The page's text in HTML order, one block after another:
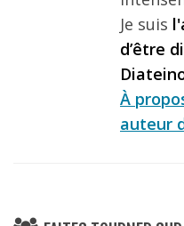
Je suis
d’être
À
auteur